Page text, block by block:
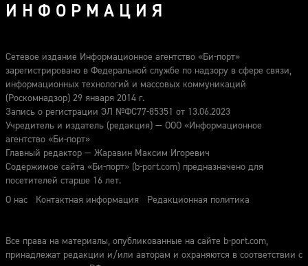
ИНФОРМАЦИЯ
Сетевое издание Информационное агентство «Би-порт»
зарегистрировано в Федеральной службе по надзору в сфере связи,
информационных технологий и массовых коммуникаций
(Роскомнадзор) 29 января 2014 г.
Запись о регистрации ЭЛ №ФС77-85351 от 13.06.2023
Учредитель и издатель (редакция) — ООО «Информационное
агентство «Би-порт»
Главный редактор — Жаравин Максим Игоревич
Содержимое сайта «Би-порт» (b-port.com) предназначено для
посетителей старше 16 лет.
О нас
Контактная информация Редакционная политика
Все права на материалы, опубликованные на сайте b-port.com,
принадлежат редакции и/или авторам и охраняются в соответствии с